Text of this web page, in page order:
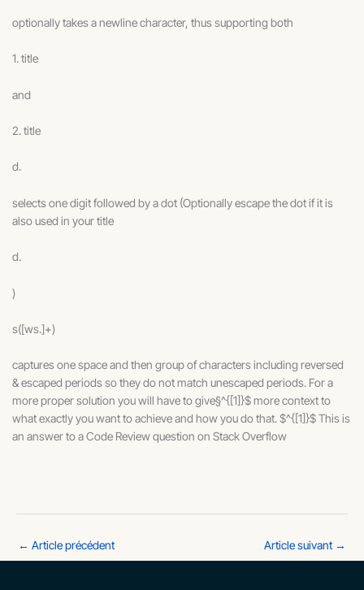
optionally takes a newline character, thus supporting both
1. title
and
2. title
d.
selects one digit followed by a dot (Optionally escape the dot if it is
also used in your title
d.
)
s([ws.]+)
captures one space and then group of characters including reversed
& escaped periods so they do not match unescaped periods. For a
more proper solution you will have to give§^{[1]}$ more context to
what exactly you want to achieve and how you do that. $^{[1]}$ This is
an answer to a Code Review question on Stack Overflow
← Article précédent Article suivant →